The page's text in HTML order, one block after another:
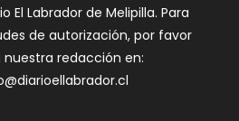
El Labrador de Melipilla. Para
de autorización, por favor
redacción en: